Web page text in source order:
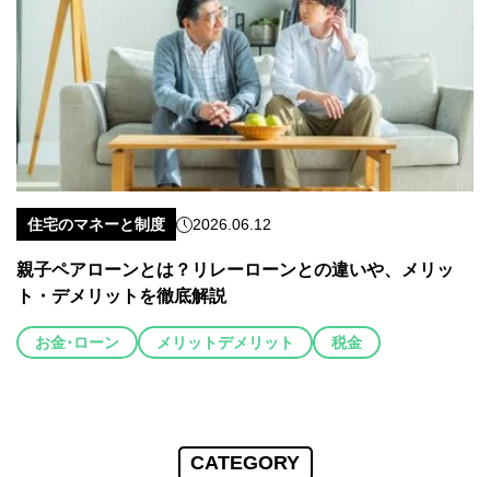
住宅のマネーと制度 2026.06.12
親子ペアローンとは？リレーローンとの違いや、メリッ
ト・デメリットを徹底解説
お金･ローン メリットデメリット 税金
CATEGORY